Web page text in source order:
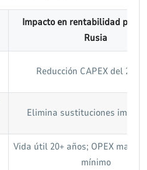
Impacto en rentabilidad pista
Rusia
Reducción CAPEX del
Elimina sustituciones
Vida útil 20+ años; OPEX
mínimo